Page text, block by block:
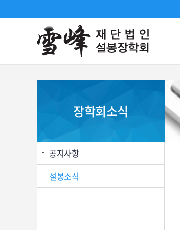
장학회소식
공지사항
설봉소식